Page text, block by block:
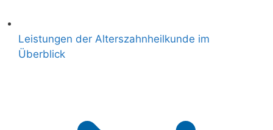
Leistungen der Alterszahnheilkunde im
Überblick